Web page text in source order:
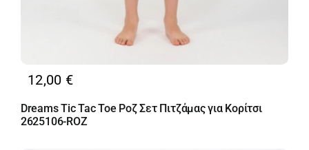
12,00 €
Dreams Tic Tac Toe Ροζ Σετ Πιτζάμας για Κορίτσι
2625106-ROZ